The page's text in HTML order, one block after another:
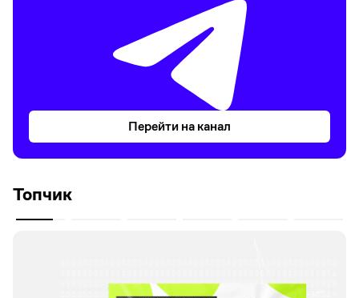
Перейти на канал
Топчик